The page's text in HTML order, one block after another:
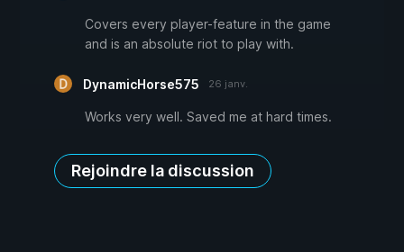
Covers every player-feature in the game
and is an absolute riot to play with.
DynamicHorse575 26 janv.
Works very well. Saved me at hard times.
Rejoindre la discussion